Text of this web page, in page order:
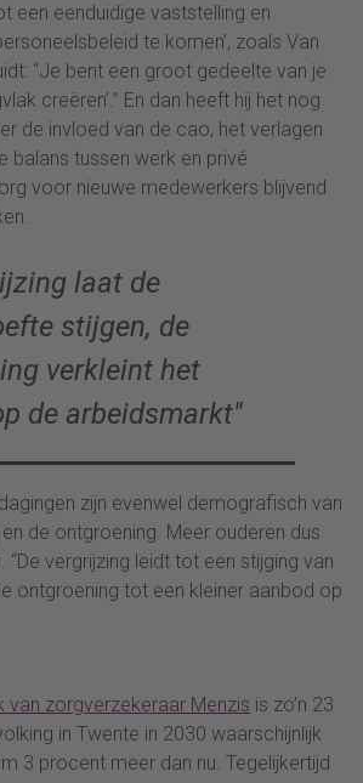
een eenduidige vaststelling en
te komen’, zoals Van
“Je bent een groot gedeelte van je
creëren’.” En dan heeft hij het nog
de invloed van de cao, het verlagen
balans tussen werk en privé
voor nieuwe medewerkers blijvend
laat de
stijgen, de
verkleint het
de arbeidsmarkt
zijn evenwel demografisch van
de ontgroening. Meer ouderen dus
“De vergrijzing leidt tot een stijging van
ontgroening tot een kleiner aanbod op
van zorgverzekeraar Menzis is zo’n 23
in Twente in 2030 waarschijnlijk
3 procent meer dan nu. Tegelijkertijd